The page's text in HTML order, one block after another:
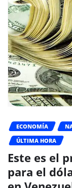
ECONOMÍA
ÚLTIMA HORA
Este es el
para el